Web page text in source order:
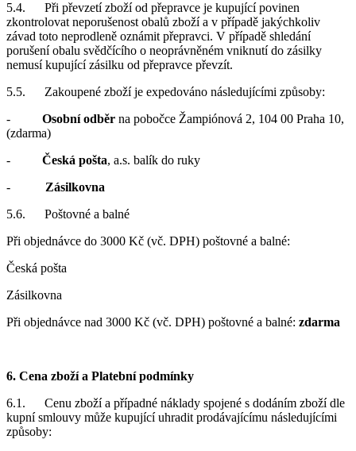
5.4. Při převzetí zboží od přepravce je kupující povinen
zkontrolovat neporušenost obalů zboží a v případě jakýchkoliv
závad toto neprodleně oznámit přepravci. V případě shledání
porušení obalu svědčícího o neoprávněném vniknutí do zásilky
nemusí kupující zásilku od přepravce převzít.
5.5. Zakoupené zboží je expedováno následujícími způsoby:
- Osobní odběr na pobočce Žampiónová 2, 104 00 Praha 10,
(zdarma)
- Česká pošta, a.s. balík do ruky
- Zásilkovna
5.6. Poštovné a balné
Při objednávce do 3000 Kč (vč. DPH) poštovné a balné:
Česká pošta
Zásilkovna
Při objednávce nad 3000 Kč (vč. DPH) poštovné a balné: zdarma
6. Cena zboží a Platební podmínky
6.1. Cenu zboží a případné náklady spojené s dodáním zboží dle
kupní smlouvy může kupující uhradit prodávajícímu následujícími
způsoby: